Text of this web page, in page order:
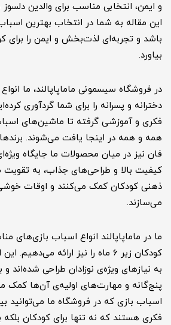
و ایمن، انتخابی مناسب برای والدین
این مقاله به شما در انتخاب بهترین
باشد و تجربه‌ای لذت‌بخش و ایمن را برای
بیاورد.
در فروشگاه سیسمونی ماماپاپالند، ما
دخترانه و پسرانه را برای شما گردآوری
فکری و آموزشی گرفته تا ماشین‌های
همه و همه در اینجا یافت می‌شوند.
فان نیز در میان محصولات ما جایگاه
کیفیت بالا و طراحی‌های جذاب، به
ذهنی کودکان کمک می‌کنند و اوقات خوشی
می‌سازند.
ما در ماماپاپالند انواع اسباب بازی‌های
کودکان زیر 6 ماه را نیز ارائه
به نیازهای ویژه‌ی نوزادان طراحی
پنج‌گانه و مهارت‌های اولیه‌ی آن‌ها کمک
اسباب بازی که در فروشگاه ما می‌توانید
فکری هستند که نه تنها برای کودکان بلکه